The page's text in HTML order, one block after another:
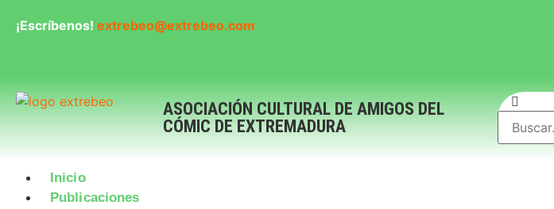
¡Escríbenos! extrebeo@extrebeo.com
ASOCIACIÓN CULTURAL DE AMIGOS DEL
CÓMIC DE EXTREMADURA
Inicio
Publicaciones